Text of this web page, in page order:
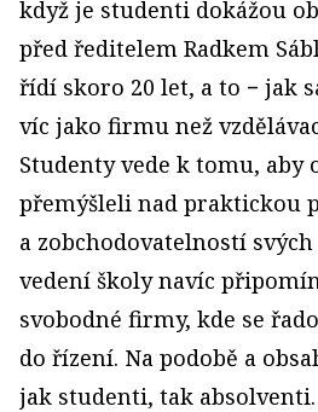
když je studenti dokážou
před ředitelem Radkem
řídí skoro 20 let, a to − jak
víc jako firmu než
Studenty vede k tomu, aby
přemýšleli nad praktickou
a zobchodovatelností
vedení školy navíc
svobodné firmy, kde se
do řízení. Na podobě a
jak studenti, tak